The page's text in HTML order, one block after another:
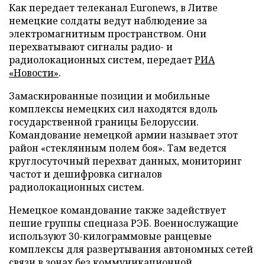
Как передает телеканал Euronews, в Литве
немецкие солдаты ведут наблюдение за
электромагнитным пространством. Они
перехватывают сигналы радио- и
радиолокационных систем, передаетРИА
«Новости».
Замаскированные позиции и мобильные
комплексы немецких сил находятся вдоль
государственной границы Белоруссии.
Командование немецкой армии называет этот
район «стеклянным полем боя». Там ведется
круглосуточный перехват данных, мониторинг
частот и дешифровка сигналов
радиолокационных систем.
Немецкое командование также задействует
пешие группы спецназа РЭБ. Военнослужащие
используют 30-килограммовые ранцевые
комплексы для развертывания автономных сетей